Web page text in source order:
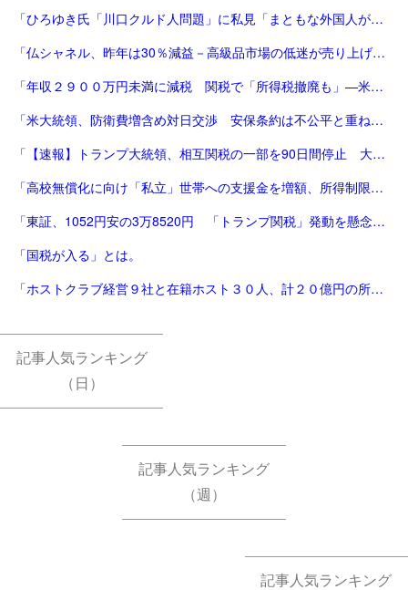
「ひろゆき氏「川口クルド人問題」に私見「まともな外国人が損するので不法就労には厳しくすべき」 - 芸能 : 日刊スポーツ」
「仏シャネル、昨年は30％減益－高級品市場の低迷が売り上げ直撃 - Bloomberg」
「年収２９００万円未満に減税 関税で「所得税撤廃も」―米大統領：時事ドットコム」
「米大統領、防衛費増含め対日交渉 安保条約は不公平と重ねて不満|47NEWS（よんななニュース）」
「【速報】トランプ大統領、相互関税の一部を90日間停止 大幅な方針転換 中国に対する関税は「125%に引き上げ」 | TBS NEWS DIG (1ページ)」
「高校無償化に向け「私立」世帯への支援金を増額、所得制限も撤廃…自公が維新に歩み寄り : 読売新聞」
「東証、1052円安の3万8520円 「トランプ関税」発動を懸念：朝日新聞」
「国税が入る」とは。
「ホストクラブ経営９社と在籍ホスト３０人、計２０億円の所得隠し…東京国税局指摘 : 読売新聞」
記事人気ランキング
（日）
記事人気ランキング
（週）
記事人気ランキング